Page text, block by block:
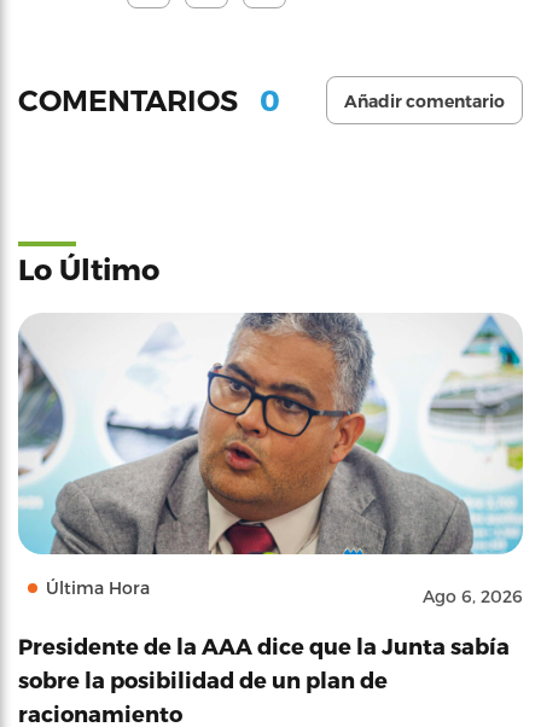
COMENTARIOS 0 Añadir comentario
Lo Último
Última Hora Ago 6, 2026
Presidente de la AAA dice que la Junta sabía
sobre la posibilidad de un plan de
racionamiento